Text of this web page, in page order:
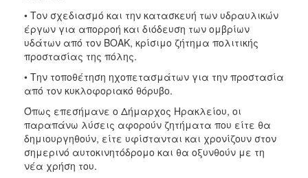
• Τον σχεδιασμό και την κατασκευή των υδραυλικών
έργων για απορροή και διόδευση των ομβρίων
υδάτων από τον ΒΟΑΚ, κρίσιμο ζήτημα πολιτικής
προστασίας της πόλης.
• Την τοποθέτηση ηχοπετασμάτων για την προστασία
από τον κυκλοφοριακό θόρυβο.
Όπως επεσήμανε ο Δήμαρχος Ηρακλείου, οι
παραπάνω λύσεις αφορούν ζητήματα που είτε θα
δημιουργηθούν, είτε υφίστανται και χρονίζουν στον
σημερινό αυτοκινητόδρομο και θα οξυνθούν με τη
νέα χρήση του.